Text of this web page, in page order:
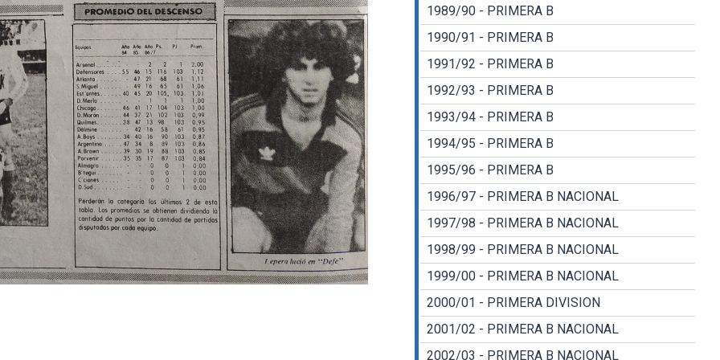
1989/90 - PRIMERA B
1990/91 - PRIMERA B
1991/92 - PRIMERA B
1992/93 - PRIMERA B
1993/94 - PRIMERA B
1994/95 - PRIMERA B
1995/96 - PRIMERA B
1996/97 - PRIMERA B NACIONAL
1997/98 - PRIMERA B NACIONAL
1998/99 - PRIMERA B NACIONAL
1999/00 - PRIMERA B NACIONAL
2000/01 - PRIMERA DIVISION
2001/02 - PRIMERA B NACIONAL
2002/03 - PRIMERA B NACIONAL